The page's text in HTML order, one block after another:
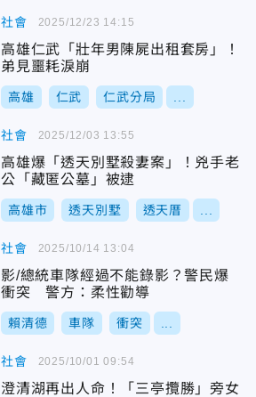
社會
高雄仁武「壯年男陳屍出租套房」！
弟見噩耗淚崩
高雄 仁武 仁武分局
2025/12/23 14:15
社會
高雄爆「透天別墅殺妻案」！兇手老
公「藏匿公墓」被逮
高雄市 透天別墅 透天厝
2025/12/03 13:55
社會
影/總統車隊經過不能錄影？警民爆
衝突 警方：柔性勸導
賴清德 車隊 衝突
2025/10/14 13:04
社會
澄清湖再出人命！「三亭攬勝」旁女
2025/10/01 09:54